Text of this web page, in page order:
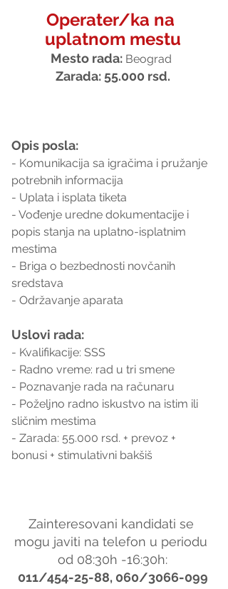
Operater/ka na
uplatnom mestu
Mesto rada: Beograd
Zarada: 55.000 rsd.
Opis posla:
- Komunikacija sa igračima i pružanje
potrebnih informacija
- Uplata i isplata tiketa
- Vođenje uredne dokumentacije i
popis stanja na uplatno-isplatnim
mestima
- Briga o bezbednosti novčanih
sredstava
- Održavanje aparata
Uslovi rada:
- Kvalifikacije: SSS
- Radno vreme: rad u tri smene
- Poznavanje rada na računaru
- Poželjno radno iskustvo na istim ili
sličnim mestima
- Zarada: 55.000 rsd. + prevoz +
bonusi + stimulativni bakšiš
Zainteresovani kandidati se
mogu javiti na telefon u periodu
od 08:30h -16:30h:
011/454-25-88, 060/3066-099